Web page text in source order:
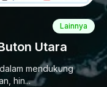
Lainnya
Utara
mendukung
hin...